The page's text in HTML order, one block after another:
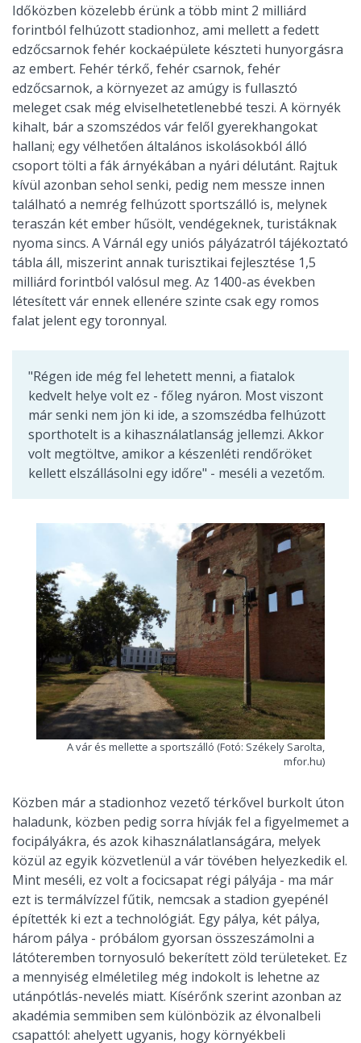
Időközben közelebb érünk a több mint 2 milliárd
forintból felhúzott stadionhoz, ami mellett a fedett
edzőcsarnok fehér kockaépülete készteti hunyorgásra
az embert. Fehér térkő, fehér csarnok, fehér
edzőcsarnok, a környezet az amúgy is fullasztó
meleget csak még elviselhetetlenebbé teszi. A környék
kihalt, bár a szomszédos vár felől gyerekhangokat
hallani; egy vélhetően általános iskolásokból álló
csoport tölti a fák árnyékában a nyári délutánt. Rajtuk
kívül azonban sehol senki, pedig nem messze innen
található a nemrég felhúzott sportszálló is, melynek
teraszán két ember hűsölt, vendégeknek, turistáknak
nyoma sincs. A Várnál egy uniós pályázatról tájékoztató
tábla áll, miszerint annak turisztikai fejlesztése 1,5
milliárd forintból valósul meg. Az 1400-as években
létesített vár ennek ellenére szinte csak egy romos
falat jelent egy toronnyal.
"Régen ide még fel lehetett menni, a fiatalok
kedvelt helye volt ez - főleg nyáron. Most viszont
már senki nem jön ki ide, a szomszédba felhúzott
sporthotelt is a kihasználatlanság jellemzi. Akkor
volt megtöltve, amikor a készenléti rendőröket
kellett elszállásolni egy időre" - meséli a vezetőm.
A vár és mellette a sportszálló (Fotó: Székely Sarolta,
mfor.hu)
Közben már a stadionhoz vezető térkővel burkolt úton
haladunk, közben pedig sorra hívják fel a figyelmemet a
focipályákra, és azok kihasználatlanságára, melyek
közül az egyik közvetlenül a vár tövében helyezkedik el.
Mint meséli, ez volt a focicsapat régi pályája - ma már
ezt is termálvízzel fűtik, nemcsak a stadion gyepénél
építették ki ezt a technológiát. Egy pálya, két pálya,
három pálya - próbálom gyorsan összeszámolni a
látóteremben tornyosuló bekerített zöld területeket. Ez
a mennyiség elméletileg még indokolt is lehetne az
utánpótlás-nevelés miatt. Kísérőnk szerint azonban az
akadémia semmiben sem különbözik az élvonalbeli
csapattól: ahelyett ugyanis, hogy környékbeli